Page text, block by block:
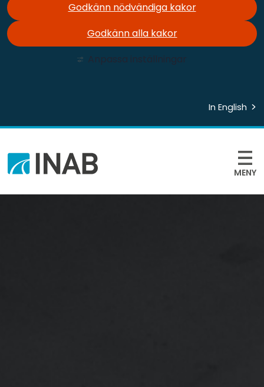
Godkänn nödvändiga kakor
Godkänn alla kakor
In English
MENY